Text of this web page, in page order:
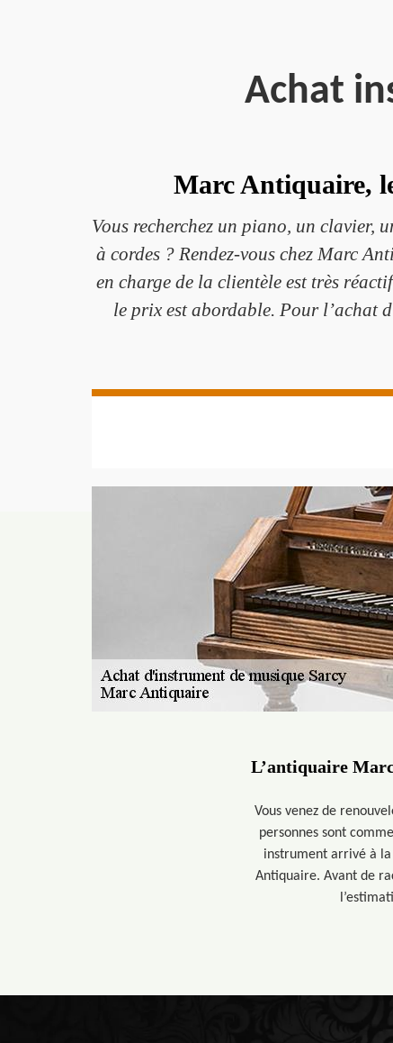
Achat
Marc Antiquaire,
Vous recherchez un piano, un clavier,
à cordes ? Rendez-vous chez Marc
en charge de la clientèle est très
le prix est abordable. Pour l’achat
L’antiquaire
Vous venez de
personnes sont
instrument arrivé à la
Antiquaire. Avant de